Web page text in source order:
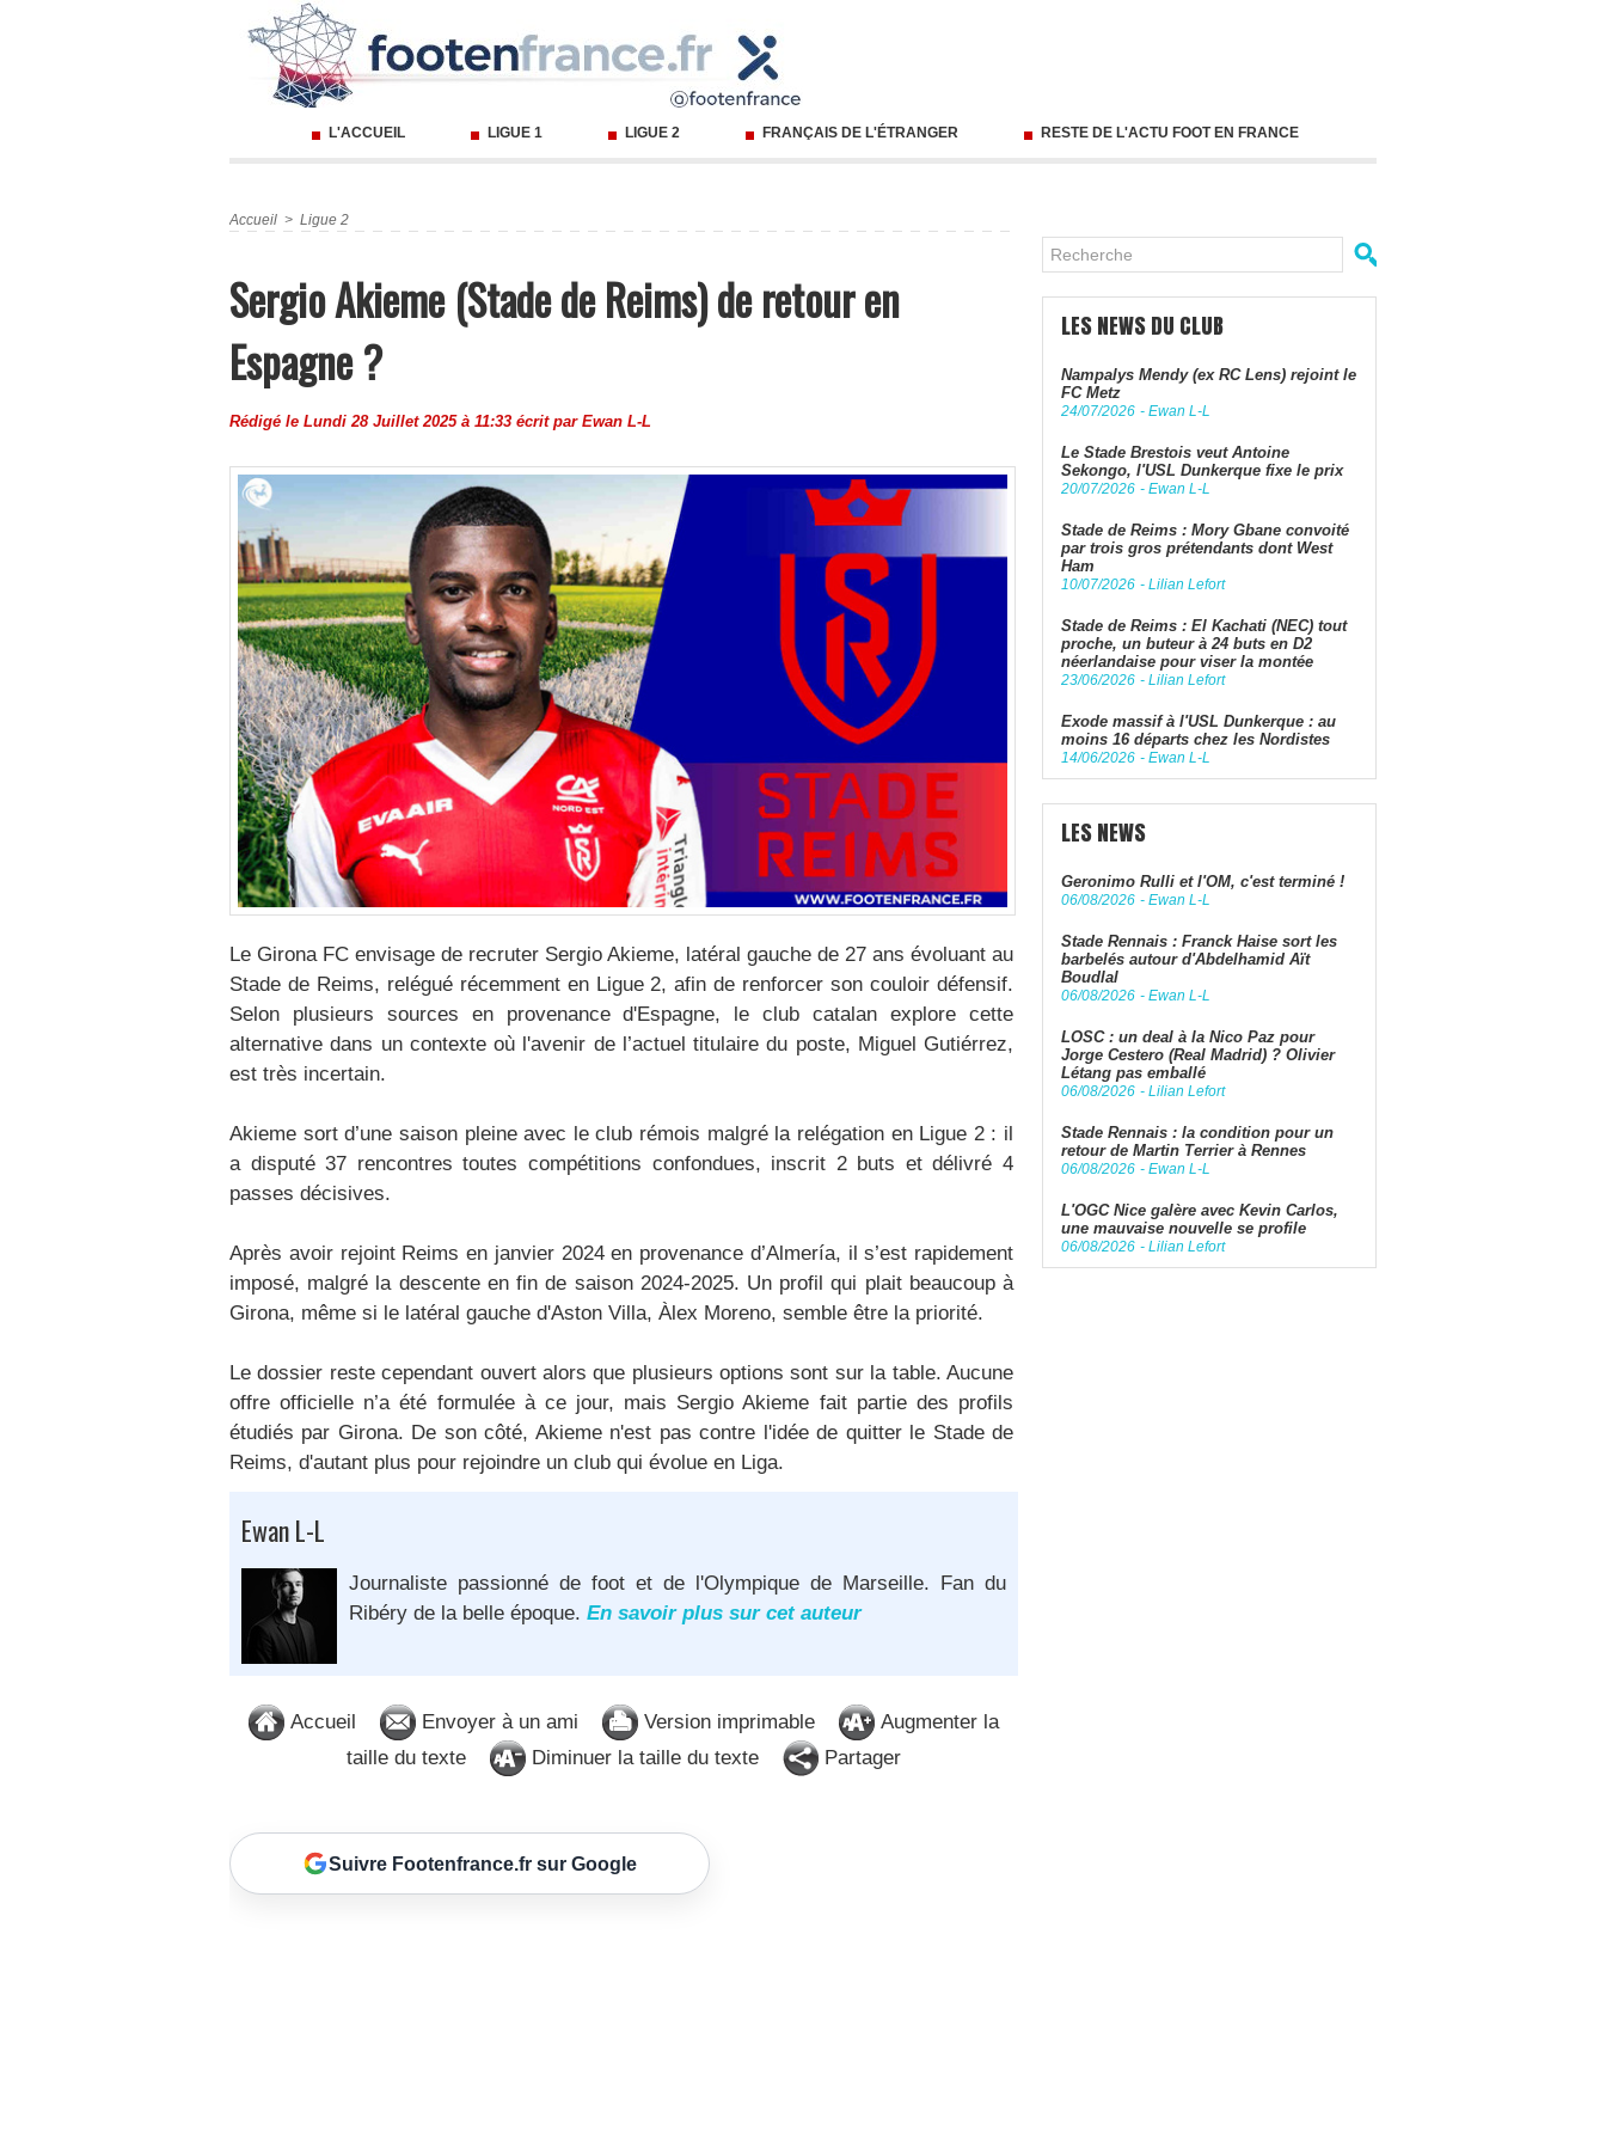
L'ACCUEIL LIGUE 1 LIGUE 2 FRANÇAIS DE L'ÉTRANGER RESTE DE L'ACTU FOOT EN FRANCE
Accueil > Ligue 2
Sergio Akieme (Stade de Reims) de retour en
Espagne ?
Rédigé le Lundi 28 Juillet 2025 à 11:33 écrit par Ewan L-L
Le Girona FC envisage de recruter Sergio Akieme, latéral gauche de 27 ans évoluant au
Stade de Reims, relégué récemment en Ligue 2, afin de renforcer son couloir défensif.
Selon plusieurs sources en provenance d'Espagne, le club catalan explore cette
alternative dans un contexte où l'avenir de l’actuel titulaire du poste, Miguel Gutiérrez,
est très incertain.
Akieme sort d’une saison pleine avec le club rémois malgré la relégation en Ligue 2 : il
a disputé 37 rencontres toutes compétitions confondues, inscrit 2 buts et délivré 4
passes décisives.
Après avoir rejoint Reims en janvier 2024 en provenance d’Almería, il s’est rapidement
imposé, malgré la descente en fin de saison 2024-2025. Un profil qui plait beaucoup à
Girona, même si le latéral gauche d'Aston Villa, Àlex Moreno, semble être la priorité.
Le dossier reste cependant ouvert alors que plusieurs options sont sur la table. Aucune
offre officielle n’a été formulée à ce jour, mais Sergio Akieme fait partie des profils
étudiés par Girona. De son côté, Akieme n'est pas contre l'idée de quitter le Stade de
Reims, d'autant plus pour rejoindre un club qui évolue en Liga.
Ewan L-L
Journaliste passionné de foot et de l'Olympique de Marseille. Fan du
Ribéry de la belle époque. En savoir plus sur cet auteur
Accueil Envoyer à un ami Version imprimable
Augmenter la
taille du texte
Diminuer la taille du texte Partager
Suivre Footenfrance.fr sur Google
LES NEWS DU CLUB
Nampalys Mendy (ex RC Lens) rejoint le
FC Metz
24/07/2026 - Ewan L-L
Le Stade Brestois veut Antoine
Sekongo, l'USL Dunkerque fixe le prix
20/07/2026 - Ewan L-L
Stade de Reims : Mory Gbane convoité
par trois gros prétendants dont West
Ham
10/07/2026 - Lilian Lefort
Stade de Reims : El Kachati (NEC) tout
proche, un buteur à 24 buts en D2
néerlandaise pour viser la montée
23/06/2026 - Lilian Lefort
Exode massif à l'USL Dunkerque : au
moins 16 départs chez les Nordistes
14/06/2026 - Ewan L-L
LES NEWS
Geronimo Rulli et l'OM, c'est terminé !
06/08/2026 - Ewan L-L
Stade Rennais : Franck Haise sort les
barbelés autour d'Abdelhamid Aït
Boudlal
06/08/2026 - Ewan L-L
LOSC : un deal à la Nico Paz pour
Jorge Cestero (Real Madrid) ? Olivier
Létang pas emballé
06/08/2026 - Lilian Lefort
Stade Rennais : la condition pour un
retour de Martin Terrier à Rennes
06/08/2026 - Ewan L-L
L'OGC Nice galère avec Kevin Carlos,
une mauvaise nouvelle se profile
06/08/2026 - Lilian Lefort